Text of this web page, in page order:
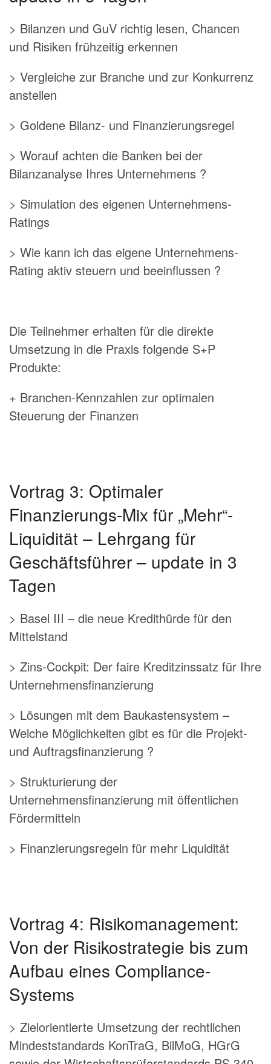
> Bilanzen und GuV richtig lesen, Chancen
und Risiken frühzeitig erkennen
> Vergleiche zur Branche und zur Konkurrenz
anstellen
> Goldene Bilanz- und Finanzierungsregel
> Worauf achten die Banken bei der
Bilanzanalyse Ihres Unternehmens ?
> Simulation des eigenen Unternehmens-
Ratings
> Wie kann ich das eigene Unternehmens-
Rating aktiv steuern und beeinflussen ?
Die Teilnehmer erhalten für die direkte
Umsetzung in die Praxis folgende S+P
Produkte:
+ Branchen-Kennzahlen zur optimalen
Steuerung der Finanzen
Vortrag 3: Optimaler
Finanzierungs-Mix für „Mehr“-
Liquidität – Lehrgang für
Geschäftsführer – update in 3
Tagen
> Basel III – die neue Kredithürde für den
Mittelstand
> Zins-Cockpit: Der faire Kreditzinssatz für Ihre
Unternehmensfinanzierung
> Lösungen mit dem Baukastensystem –
Welche Möglichkeiten gibt es für die Projekt-
und Auftragsfinanzierung ?
> Strukturierung der
Unternehmensfinanzierung mit öffentlichen
Fördermitteln
> Finanzierungsregeln für mehr Liquidität
Vortrag 4: Risikomanagement:
Von der Risikostrategie bis zum
Aufbau eines Compliance-
Systems
> Zielorientierte Umsetzung der rechtlichen
Mindeststandards KonTraG, BilMoG, HGrG